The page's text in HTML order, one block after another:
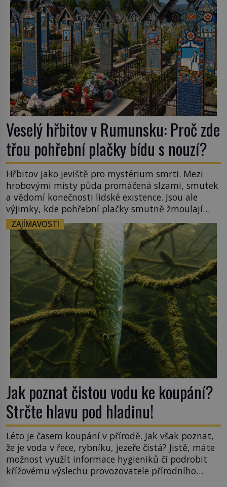
Veselý hřbitov v Rumunsku: Proč zde
třou pohřební plačky bídu s nouzí?
Hřbitov jako jeviště pro mystérium smrti. Mezi
hrobovými místy půda promáčená slzami, smutek
a vědomí konečnosti lidské existence. Jsou ale
výjimky, kde pohřební plačky smutně žmoulají
kapesníky nikoli při smutečním obřadu, ale při
pohledu na výši vyměřené podpory
v nezaměstnanosti. Kam vás pozveme? Unikátní
hřbitov, který si vysloužil název „Veselý“, najdeme
v rumunské vesnici Sapanta, nedaleko hranic […]
ZAJÍMAVOSTI
Jak poznat čistou vodu ke koupání?
Strčte hlavu pod hladinu!
Léto je časem koupání v přírodě. Jak však poznat,
že je voda v řece, rybníku, jezeře čistá? Jistě, máte
možnost využít informace hygieniků či podrobit
křížovému výslechu provozovatele přírodního